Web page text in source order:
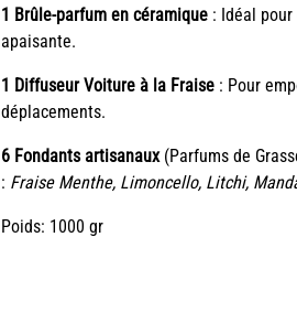
1 Brûle-parfum en céramique : Idéal
apaisante.
1 Diffuseur Voiture à la Fraise : Pour
déplacements.
6 Fondants artisanaux (Parfums de
: Fraise Menthe, Limoncello, Litchi,
Poids: 1000 gr